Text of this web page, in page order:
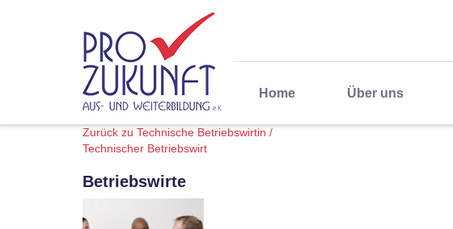
Home Über uns
Zurück zu Technische Betriebswirtin /
Technischer Betriebswirt
Betriebswirte